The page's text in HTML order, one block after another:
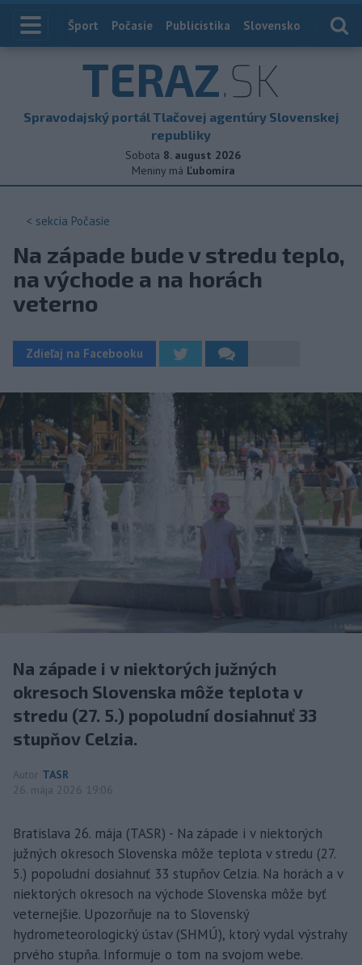
Index
Šport Počasie Publicistika Slovensko
TERAZ.SK
Spravodajský portál Tlačovej agentúry Slovenskej
republiky
Sobota 8. august 2026
Meniny má Ľubomíra
< sekcia Počasie
Na západe bude v stredu teplo,
na východe a na horách
veterno
Zdieľaj na Facebooku
Na západe i v niektorých južných
okresoch Slovenska môže teplota v
stredu (27. 5.) popoludní dosiahnuť 33
stupňov Celzia.
Autor TASR
26. mája 2026 19:06
Bratislava 26. mája (TASR) - Na západe i v niektorých
južných okresoch Slovenska môže teplota v stredu (27.
5.) popoludní dosiahnuť 33 stupňov Celzia. Na horách a v
niektorých okresoch na východe Slovenska môže byť
veternejšie. Upozorňuje na to Slovenský
hydrometeorologický ústav (SHMÚ), ktorý vydal výstrahy
prvého stupňa. Informuje o tom na svojom webe.